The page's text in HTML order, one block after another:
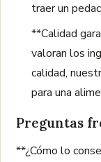
traer un
**Calidad
valoran los
calidad,
para una
Preguntas
**¿Cómo lo